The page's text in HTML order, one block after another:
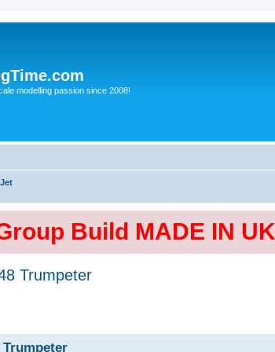
modelling passion since 2008!
Jet
Build MADE IN
Trumpeter